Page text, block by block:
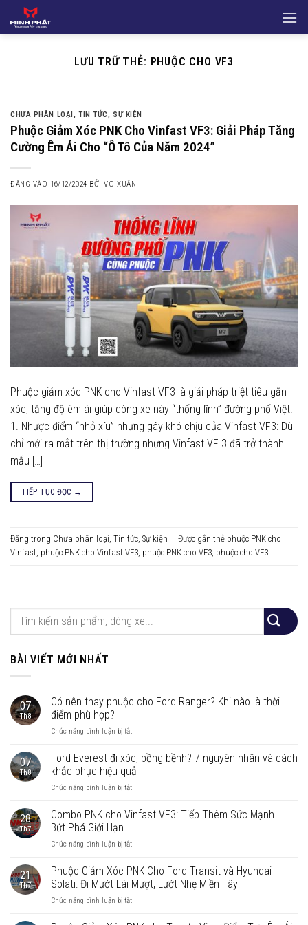
qua
LƯU TRỮ THẺ: PHUỘC CHO VF3
CHƯA PHÂN LOẠI, TIN TỨC, SỰ KIỆN
Phuộc Giảm Xóc PNK Cho Vinfast VF3: Giải Pháp Tăng
Cường Êm Ái Cho “Ô Tô Của Năm 2024”
ĐĂNG VÀO 16/12/2024 BỞIVÕ XUÂN
Phuộc giảm xóc PNK cho Vinfast VF3 là giải pháp triệt tiêu gằn
xóc, tăng độ êm ái giúp dòng xe này “thống lĩnh” đường phố Việt.
1. Nhược điểm “nhỏ xíu” nhưng gây khó chịu của Vinfast VF3: Dù
chỉ mới ra mắt trên thị trường nhưng Vinfast VF 3 đã trở thành
mẫu […]
TIẾP TỤC ĐỌC →
Đăng trong Chưa phân loại, Tin tức, Sự kiện | Được gắn thẻ phuộc PNK cho
Vinfast, phuộc PNK cho Vinfast VF3, phuộc PNK cho VF3, phuộc cho VF3
BÀI VIẾT MỚI NHẤT
07
Th8
Có nên thay phuộc cho Ford Ranger? Khi nào là thời
điểm phù hợp?
Chức năng bình luận bị tắtở
nên
thay
phuộc
cho
Ranger?
là
điểm
phù
07
Th8
Ford Everest đi xóc, bồng bềnh? 7 nguyên nhân và cách
khắc phục hiệu quả
Chức năng bình luận bị tắtở
Everest
bồng
7
nguyên
nhân
và
28
Th7
Combo PNK cho Vinfast VF3: Tiếp Thêm Sức Mạnh –
Bứt Phá Giới Hạn
Chức năng bình luận bị tắtở
PNK
cho
Vinfast
VF3:
21
Th7
Phuộc Giảm Xóc PNK Cho Ford Transit và Hyundai
Solati: Đi Mướt Lái Mượt, Lướt Nhẹ Miền Tây
Chức năng bình luận bị tắtở